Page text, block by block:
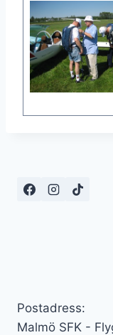
Postadress:
Malmö SFK -